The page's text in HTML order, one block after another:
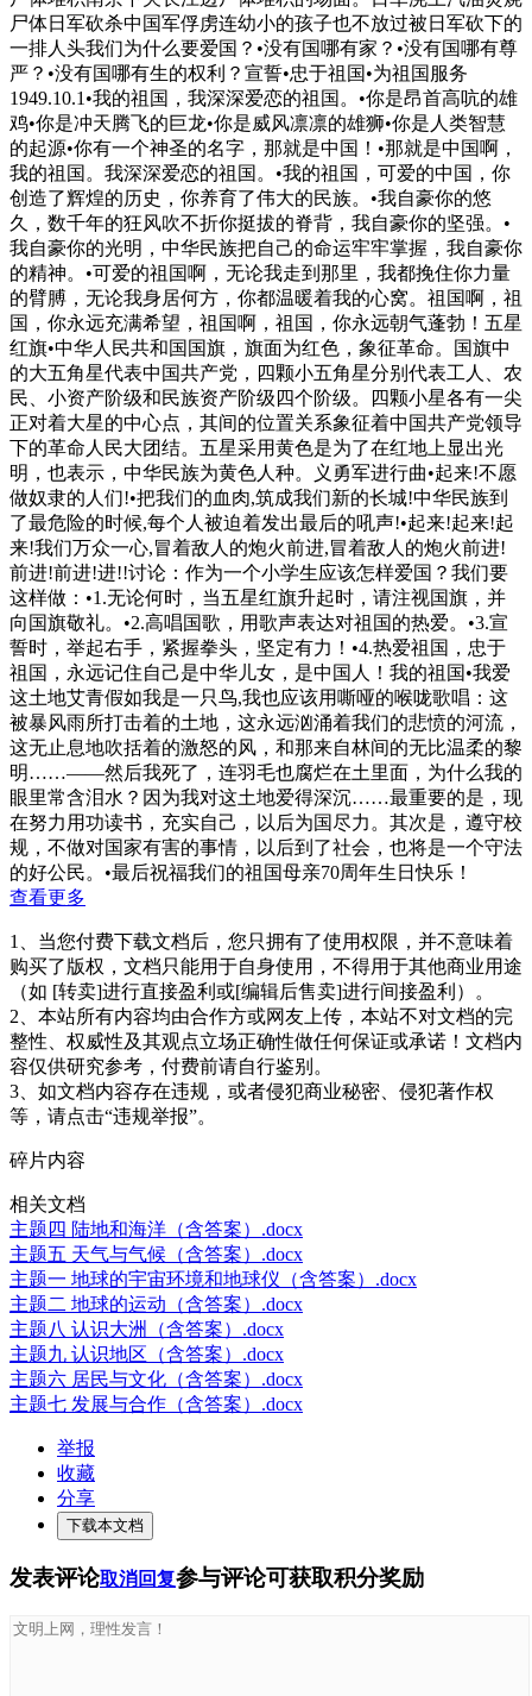
尸体日军砍杀中国军俘虏连幼小的孩子也不放过被日军砍下的
一排人头我们为什么要爱国？•没有国哪有家？•没有国哪有尊
严？•没有国哪有生的权利？宣誓•忠于祖国•为祖国服务
1949.10.1•我的祖国，我深深爱恋的祖国。•你是昂首高吭的雄
鸡•你是冲天腾飞的巨龙•你是威风凛凛的雄狮•你是人类智慧
的起源•你有一个神圣的名字，那就是中国！•那就是中国啊，
我的祖国。我深深爱恋的祖国。•我的祖国，可爱的中国，你
创造了辉煌的历史，你养育了伟大的民族。•我自豪你的悠
久，数千年的狂风吹不折你挺拔的脊背，我自豪你的坚强。•
我自豪你的光明，中华民族把自己的命运牢牢掌握，我自豪你
的精神。•可爱的祖国啊，无论我走到那里，我都挽住你力量
的臂膊，无论我身居何方，你都温暖着我的心窝。祖国啊，祖
国，你永远充满希望，祖国啊，祖国，你永远朝气蓬勃！五星
红旗•中华人民共和国国旗，旗面为红色，象征革命。国旗中
的大五角星代表中国共产党，四颗小五角星分别代表工人、农
民、小资产阶级和民族资产阶级四个阶级。四颗小星各有一尖
正对着大星的中心点，其间的位置关系象征着中国共产党领导
下的革命人民大团结。五星采用黄色是为了在红地上显出光
明，也表示，中华民族为黄色人种。义勇军进行曲•起来!不愿
做奴隶的人们!•把我们的血肉,筑成我们新的长城!中华民族到
了最危险的时候,每个人被迫着发出最后的吼声!•起来!起来!起
来!我们万众一心,冒着敌人的炮火前进,冒着敌人的炮火前进!
前进!前进!进!!讨论：作为一个小学生应该怎样爱国？我们要
这样做：•1.无论何时，当五星红旗升起时，请注视国旗，并
向国旗敬礼。•2.高唱国歌，用歌声表达对祖国的热爱。•3.宣
誓时，举起右手，紧握拳头，坚定有力！•4.热爱祖国，忠于
祖国，永远记住自己是中华儿女，是中国人！我的祖国•我爱
这土地艾青假如我是一只鸟,我也应该用嘶哑的喉咙歌唱：这
被暴风雨所打击着的土地，这永远汹涌着我们的悲愤的河流，
这无止息地吹括着的激怒的风，和那来自林间的无比温柔的黎
明……——然后我死了，连羽毛也腐烂在土里面，为什么我的
眼里常含泪水？因为我对这土地爱得深沉……最重要的是，现
在努力用功读书，充实自己，以后为国尽力。其次是，遵守校
规，不做对国家有害的事情，以后到了社会，也将是一个守法
的好公民。•最后祝福我们的祖国母亲70周年生日快乐！
查看更多
1、当您付费下载文档后，您只拥有了使用权限，并不意味着
购买了版权，文档只能用于自身使用，不得用于其他商业用途
（如 [转卖]进行直接盈利或[编辑后售卖]进行间接盈利）。
2、本站所有内容均由合作方或网友上传，本站不对文档的完
整性、权威性及其观点立场正确性做任何保证或承诺！文档内
容仅供研究参考，付费前请自行鉴别。
3、如文档内容存在违规，或者侵犯商业秘密、侵犯著作权
等，请点击“违规举报”。
碎片内容
相关文档
主题四 陆地和海洋（含答案）.docx
主题五 天气与气候（含答案）.docx
主题一 地球的宇宙环境和地球仪（含答案）.docx
主题二 地球的运动（含答案）.docx
主题八 认识大洲（含答案）.docx
主题九 认识地区（含答案）.docx
主题六 居民与文化（含答案）.docx
主题七 发展与合作（含答案）.docx
举报
收藏
分享
下载本文档
发表评论取消回复参与评论可获取积分奖励